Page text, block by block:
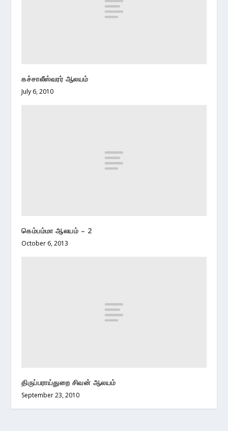
கச்சாலீஸ்வரர் ஆலயம்
July 6, 2010
கெம்பம்மா ஆலயம் – 2
October 6, 2013
திருப்பராய்துறை சிவன் ஆலயம்
September 23, 2010